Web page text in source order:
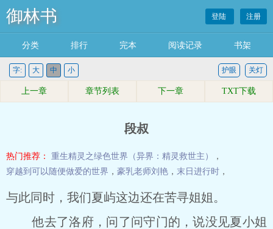
御林书 登陆 注册
分类 排行 完本 阅读记录 书架
字: 大 中 小 关灯
护眼
上一章 章节列表 下一章 TXT下载
段叔
热门推荐： 重生精灵之绿色世界（异界：精灵救世主）
，
穿越到可以随便做爱的世界 ， 豪乳老师刘艳 ， 末日进行时 ，
与此同时，我们夏屿这边还在苦寻姐姐。
他去了洛府，问了问守门的，说没见夏小姐